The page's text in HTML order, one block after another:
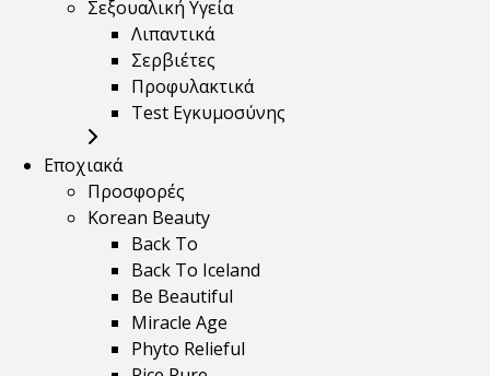
Σεξουαλική Υγεία
Λιπαντικά
Σερβιέτες
Προφυλακτικά
Test Εγκυμοσύνης
Εποχιακά
Προσφορές
Korean Beauty
Back To
Back To Iceland
Be Beautiful
Miracle Age
Phyto Relieful